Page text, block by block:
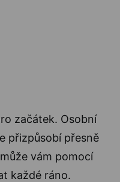
začátek. Osobní
přizpůsobí přesně
vám pomocí
každé ráno.